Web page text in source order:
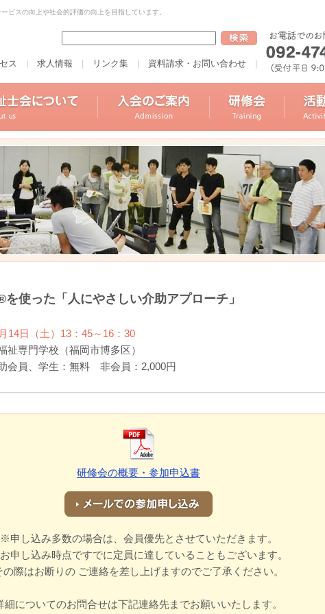
ビスの向上や社会的評価の向上を目指しています。
ス 求人情報 リンク集 資料請求・お問い合わせ
使った「人にやさしい介助アプローチ」
14日（土）13：45～16：30
祉専門学校（福岡市博多区）
会員、学生：無料 非会員：2,000円
研修会の概要・参加申込書
※申し込み多数の場合は、会員優先とさせていただきます。
申し込み時点ですでに定員に達していることもございます。
の際はお断りの ご連絡を差し上げますのでご了承ください。
細についてのお問合せは下記連絡先までお願いいたします。